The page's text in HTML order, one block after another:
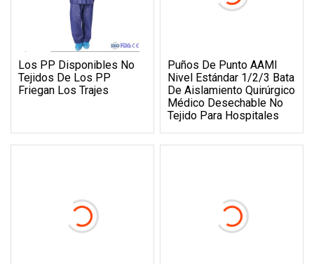
Los PP Disponibles No
Tejidos De Los PP
Friegan Los Trajes
Puños De Punto AAMI
Nivel Estándar 1/2/3 Bata
De Aislamiento Quirúrgico
Médico Desechable No
Tejido Para Hospitales